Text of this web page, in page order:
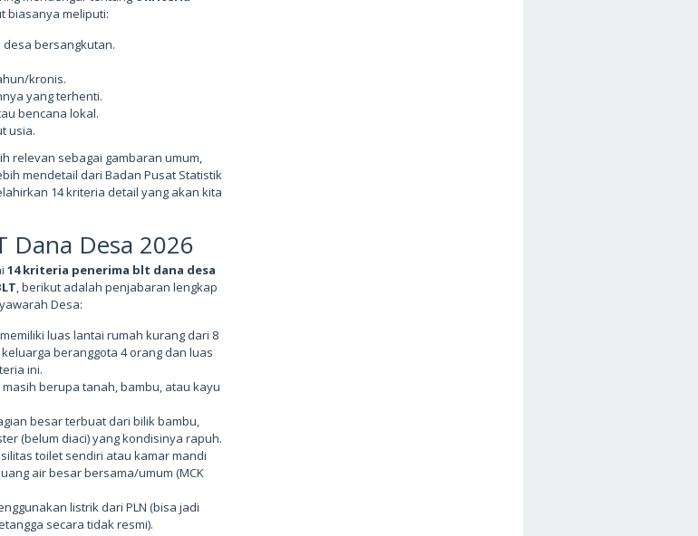
biasanya meliputi:
bersangkutan.
kronis.
yang terhenti.
bencana lokal.
usia.
relevan sebagai gambaran umum,
mendetail dari Badan Pusat Statistik
14 kriteria detail yang akan kita
Dana Desa 2026
14 kriteria penerima blt dana desa
, berikut adalah penjabaran lengkap
Desa:
luas lantai rumah kurang dari 8
beranggota 4 orang dan luas
ini.
berupa tanah, bambu, atau kayu
besar terbuat dari bilik bambu,
(belum diaci) yang kondisinya rapuh.
toilet sendiri atau kamar mandi
air besar bersama/umum (MCK
listrik dari PLN (bisa jadi
secara tidak resmi).